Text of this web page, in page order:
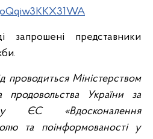
представники
проводиться Міністерством
продовольства України за
ЄС «Вдосконалення
та поінформованості у